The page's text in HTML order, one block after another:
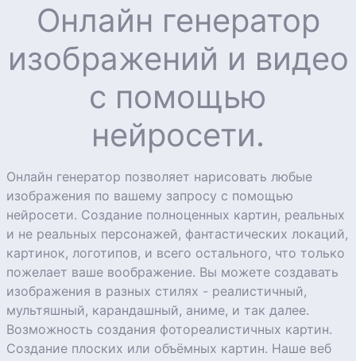
Онлайн генератор
изображений и видео
с помощью
нейросети.
Онлайн генератор позволяет нарисовать любые
изображения по вашему запросу с помощью
нейросети. Создание полноценных картин, реальных
и не реальных персонажей, фантастических локаций,
картинок, логотипов, и всего остального, что только
пожелает ваше воображение. Вы можете создавать
изображения в разных стилях - реалистичный,
мультяшный, карандашный, аниме, и так далее.
Возможность создания фотореалистичных картин.
Создание плоских или объёмных картин. Наше веб